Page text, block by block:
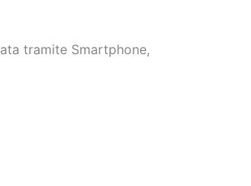
tramite Smartphone,